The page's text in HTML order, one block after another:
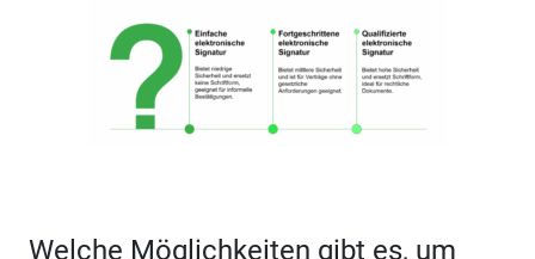
Welche Möglichkeiten gibt es, um